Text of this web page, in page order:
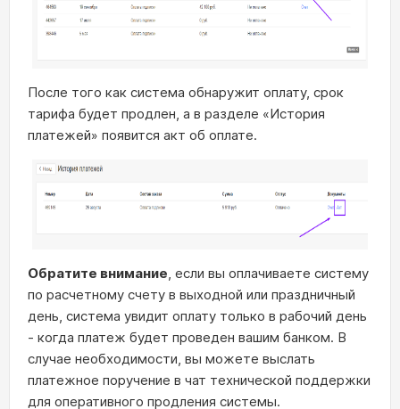
После того как система обнаружит оплату, срок
тарифа будет продлен, а в разделе «История
платежей» появится акт об оплате.
Обратите внимание, если вы оплачиваете систему
по расчетному счету в выходной или праздничный
день, система увидит оплату только в рабочий день
- когда платеж будет проведен вашим банком. В
случае необходимости, вы можете выслать
платежное поручение в чат технической поддержки
для оперативного продления системы.